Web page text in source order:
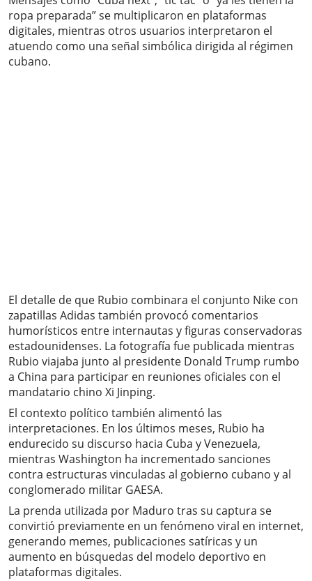
ropa preparada” se multiplicaron en plataformas
digitales, mientras otros usuarios interpretaron el
atuendo como una señal simbólica dirigida al régimen
cubano.
El detalle de que Rubio combinara el conjunto Nike con
zapatillas Adidas también provocó comentarios
humorísticos entre internautas y figuras conservadoras
estadounidenses. La fotografía fue publicada mientras
Rubio viajaba junto al presidente Donald Trump rumbo
a China para participar en reuniones oficiales con el
mandatario chino Xi Jinping.
El contexto político también alimentó las
interpretaciones. En los últimos meses, Rubio ha
endurecido su discurso hacia Cuba y Venezuela,
mientras Washington ha incrementado sanciones
contra estructuras vinculadas al gobierno cubano y al
conglomerado militar GAESA.
La prenda utilizada por Maduro tras su captura se
convirtió previamente en un fenómeno viral en internet,
generando memes, publicaciones satíricas y un
aumento en búsquedas del modelo deportivo en
plataformas digitales.